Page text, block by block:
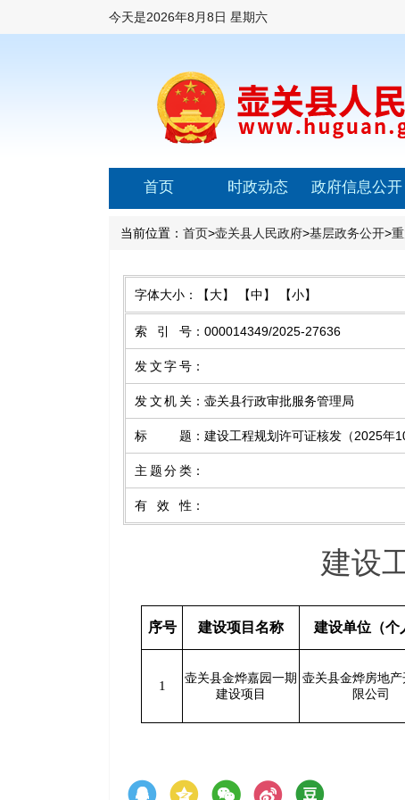
今天是2026年8月8日 星期六
首页 时政动态 政府信息公开
当前位置： 首页>壶关县人民政府>基层政务公开>
字体大小： 【大】 【中】 【小】
索引号 ： 000014349/2025-27636
发文字号 ：
发文机关 ： 壶关县行政审批服务管理局
标题 ： 建设工程规划许可证核发（2025年
主题分类 ：
有效性 ：
建设
序号 建设项目名称 建设单位（个
1
壶关县金烨嘉园一期
建设项目
壶关县金烨房地
限公司